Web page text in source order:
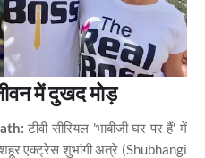
में दुखद मोड़
टीवी सीरियल 'भाबीजी घर पर हैं' में
एक्ट्रेस शुभांगी अत्रे (Shubhangi